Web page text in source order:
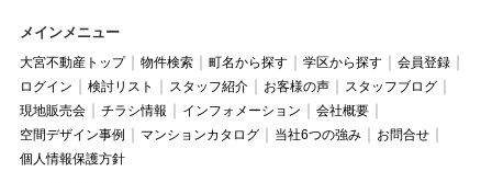
メインメニュー
大宮不動産トップ 物件検索 町名から探す 学区から探す
会員登録
ログイン
検討リスト スタッフ紹介 お客様の声
スタッフブログ
現地販売会
チラシ情報 インフォメーション
会社概要
空間デザイン事例
マンションカタログ 当社6つの強み
お問合せ
個人情報保護方針